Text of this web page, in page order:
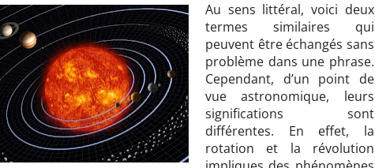
Au sens littéral, voici deux
termes similaires qui
peuvent être échangés sans
problème dans une phrase.
Cependant, d’un point de
vue astronomique, leurs
significations sont
différentes. En effet, la
rotation et la révolution